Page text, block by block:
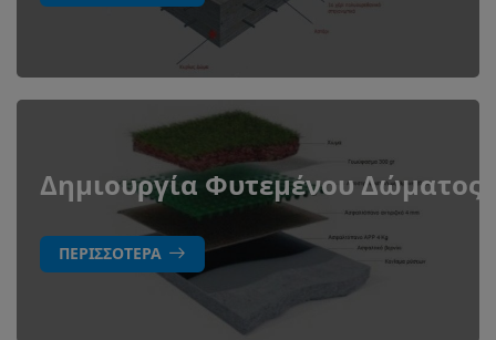
Δημιουργία Φυτεμένου Δώματος
ΠΕΡΙΣΣΌΤΕΡΑ